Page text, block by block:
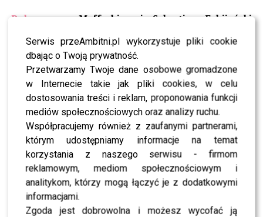
Serwis przeAmbitni.pl wykorzystuje pliki cookie
dbając o Twoją prywatność.
Przetwarzamy Twoje dane osobowe gromadzone
w Internecie takie jak pliki cookies, w celu
dostosowania treści i reklam, proponowania funkcji
mediów społecznościowych oraz analizy ruchu.
Współpracujemy również z zaufanymi partnerami,
którym udostępniamy informacje na temat
korzystania z naszego serwisu - firmom
reklamowym, mediom społecznościowym i
analitykom, którzy mogą łączyć je z dodatkowymi
informacjami.
Zgoda jest dobrowolna i możesz wycofać ją
Polecamy –Maffashion i Sebastian Fabijański
Ratajkowskijest dumna ze specjalnego wideo dla
magazynu Vogue, w którym eksponuje zaokrąglony
brzuszek. Całą sesję udało się zrobić w domu Emily
Sebastiana. Podobają Wam się efekty tej wyjątkowej
współpracy?
Dołączamy się do wszystkich gratulacji, życzymy
modelce dużo zdrowia, spokoju i czekamy oczywiście na
kolejne zdjęcia.
Zobacz również –
…- gwiazdy protestują na ulicach Warszawy